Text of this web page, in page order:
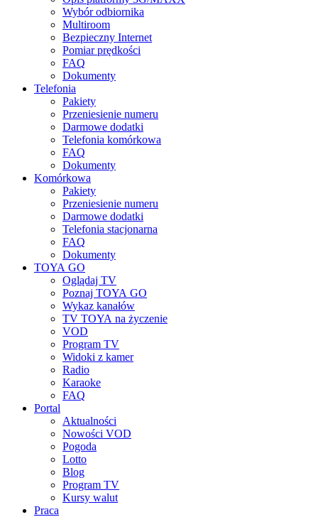
Wybór odbiornika
Multiroom
Bezpieczny Internet
Pomiar prędkości
FAQ
Dokumenty
Telefonia
Pakiety
Przeniesienie numeru
Darmowe dodatki
Telefonia komórkowa
FAQ
Dokumenty
Komórkowa
Pakiety
Przeniesienie numeru
Darmowe dodatki
Telefonia stacjonarna
FAQ
Dokumenty
TOYA GO
Oglądaj TV
Poznaj TOYA GO
Wykaz kanałów
TV TOYA na życzenie
VOD
Program TV
Widoki z kamer
Radio
Karaoke
FAQ
Portal
Aktualności
Nowości VOD
Pogoda
Lotto
Blog
Program TV
Kursy walut
Praca